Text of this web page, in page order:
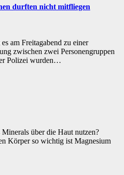
durften nicht mitfliegen
am Freitagabend zu einer
zwischen zwei Personengruppen
Polizei wurden…
über die Haut nutzen?
Körper so wichtig ist Magnesium